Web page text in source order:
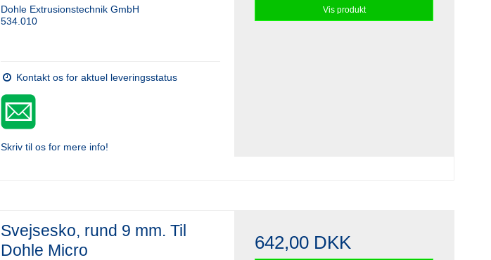
Dohle Extrusionstechnik GmbH
534.010
Kontakt os for aktuel leveringsstatus
Skriv til os for mere info!
Vis produkt
Svejsesko, rund 9 mm. Til
Dohle Micro
642,00 DKK